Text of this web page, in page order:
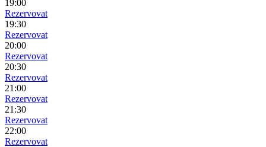
19:00
Rezervovat
19:30
Rezervovat
20:00
Rezervovat
20:30
Rezervovat
21:00
Rezervovat
21:30
Rezervovat
22:00
Rezervovat